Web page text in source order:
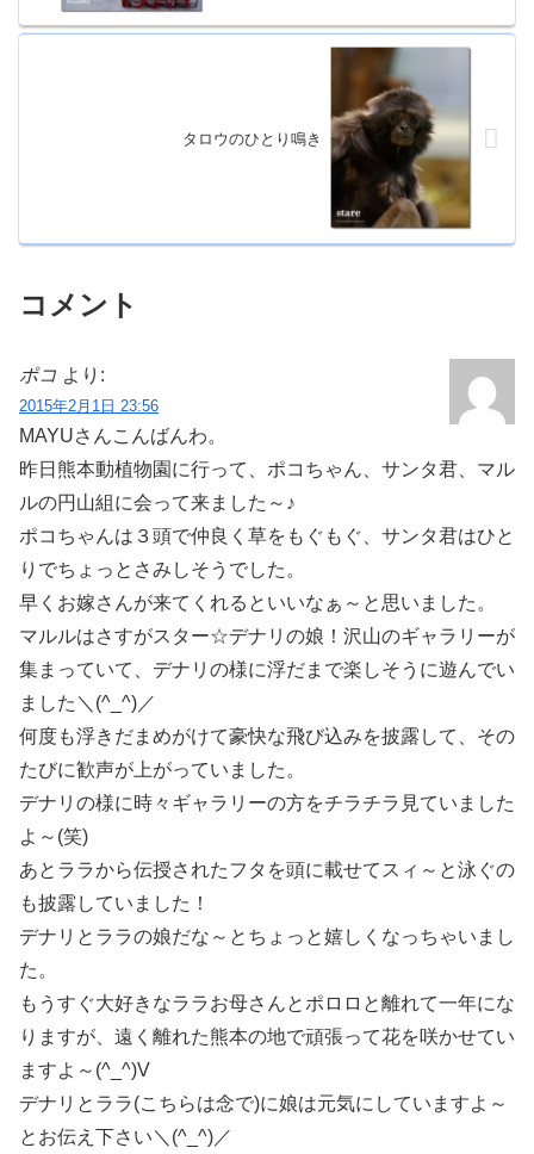
タロウのひとり鳴き
コメント
ポコ より:
2015年2月1日 23:56
MAYUさんこんばんわ。
昨日熊本動植物園に行って、ポコちゃん、サンタ君、マル
ルの円山組に会って来ました～♪
ポコちゃんは３頭で仲良く草をもぐもぐ、サンタ君はひと
りでちょっとさみしそうでした。
早くお嫁さんが来てくれるといいなぁ～と思いました。
マルルはさすがスター☆デナリの娘！沢山のギャラリーが
集まっていて、デナリの様に浮だまで楽しそうに遊んでい
ました＼(^_^)／
何度も浮きだまめがけて豪快な飛び込みを披露して、その
たびに歓声が上がっていました。
デナリの様に時々ギャラリーの方をチラチラ見ていました
よ～(笑)
あとララから伝授されたフタを頭に載せてスィ～と泳ぐの
も披露していました！
デナリとララの娘だな～とちょっと嬉しくなっちゃいまし
た。
もうすぐ大好きなララお母さんとポロロと離れて一年にな
りますが、遠く離れた熊本の地で頑張って花を咲かせてい
ますよ～(^_^)V
デナリとララ(こちらは念で)に娘は元気にしていますよ～
とお伝え下さい＼(^_^)／